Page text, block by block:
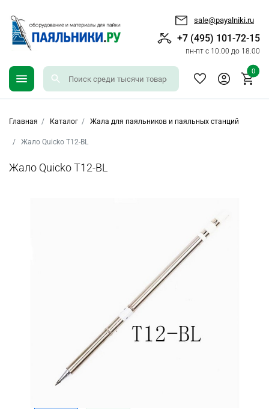
sale@payalniki.ru
+7 (495) 101-72-15
пн-пт с 10.00 до 18.00
0
Главная Каталог Жала для паяльников и паяльных станций
Жало Quicko T12-BL
Жало Quicko T12-BL